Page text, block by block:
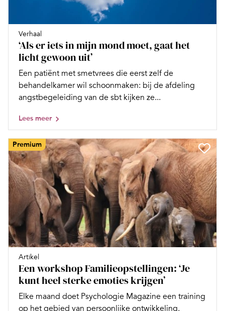
Verhaal
‘Als er iets in mijn mond moet, gaat het
licht gewoon uit’
Een patiënt met smetvrees die eerst zelf de
behandelkamer wil schoonmaken: bij de afdeling
angstbegeleiding van de sbt kijken ze...
Lees meer
Premium
Artikel
Een workshop Familieopstellingen: ‘Je
kunt heel sterke emoties krijgen’
Elke maand doet Psychologie Magazine een training
op het gebied van persoonlijke ontwikkeling.